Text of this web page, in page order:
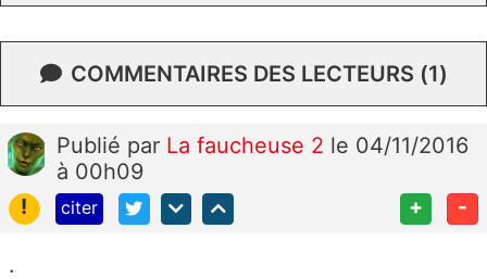
COMMENTAIRES DES LECTEURS (1)
Publié par La faucheuse 2 le 04/11/2016
à 00h09
!
citer + -
.